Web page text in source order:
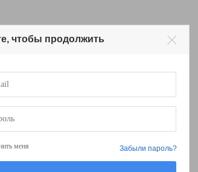
чтобы продолжить
меня Забыли пароль?